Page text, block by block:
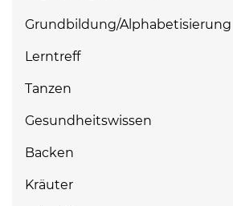
Grundbildung/Alphabetisierung
Lerntreff
Tanzen
Gesundheitswissen
Backen
Kräuter